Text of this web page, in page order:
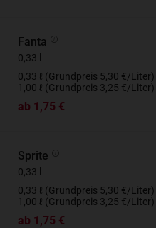
Fanta
0,33 l
0,33 ℓ (Grundpreis 5,30 €/Liter)
1,00 ℓ (Grundpreis 3,25 €/Liter)
ab 1,75 €
Sprite
0,33 l
0,33 ℓ (Grundpreis 5,30 €/Liter)
1,00 ℓ (Grundpreis 3,25 €/Liter)
ab 1,75 €